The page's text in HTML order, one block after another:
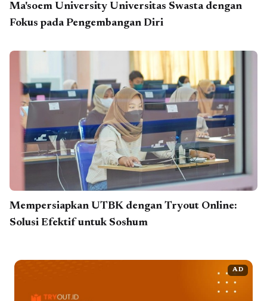
Ma'soem University Universitas Swasta dengan
Fokus pada Pengembangan Diri
Mempersiapkan UTBK dengan Tryout Online:
Solusi Efektif untuk Soshum
AD